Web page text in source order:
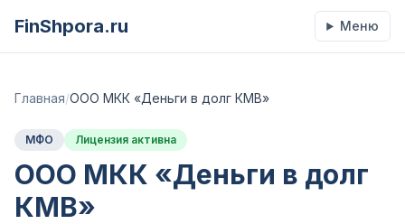
FinShpora.ru Меню
Главная/ООО МКК «Деньги в долг КМВ»
МФО Лицензия активна
ООО МКК «Деньги в долг
КМВ»